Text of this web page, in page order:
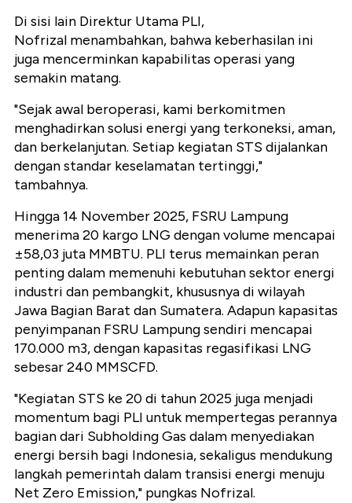
Di sisi lain Direktur Utama PLI,
Nofrizal menambahkan, bahwa keberhasilan ini
juga mencerminkan kapabilitas operasi yang
semakin matang.
"Sejak awal beroperasi, kami berkomitmen
menghadirkan solusi energi yang terkoneksi, aman,
dan berkelanjutan. Setiap kegiatan STS dijalankan
dengan standar keselamatan tertinggi,"
tambahnya.
Hingga 14 November 2025, FSRU Lampung
menerima 20 kargo LNG dengan volume mencapai
±58,03 juta MMBTU. PLI terus memainkan peran
penting dalam memenuhi kebutuhan sektor energi
industri dan pembangkit, khususnya di wilayah
Jawa Bagian Barat dan Sumatera. Adapun kapasitas
penyimpanan FSRU Lampung sendiri mencapai
170.000 m3, dengan kapasitas regasifikasi LNG
sebesar 240 MMSCFD.
"Kegiatan STS ke 20 di tahun 2025 juga menjadi
momentum bagi PLI untuk mempertegas perannya
bagian dari Subholding Gas dalam menyediakan
energi bersih bagi Indonesia, sekaligus mendukung
langkah pemerintah dalam transisi energi menuju
Net Zero Emission," pungkas Nofrizal.